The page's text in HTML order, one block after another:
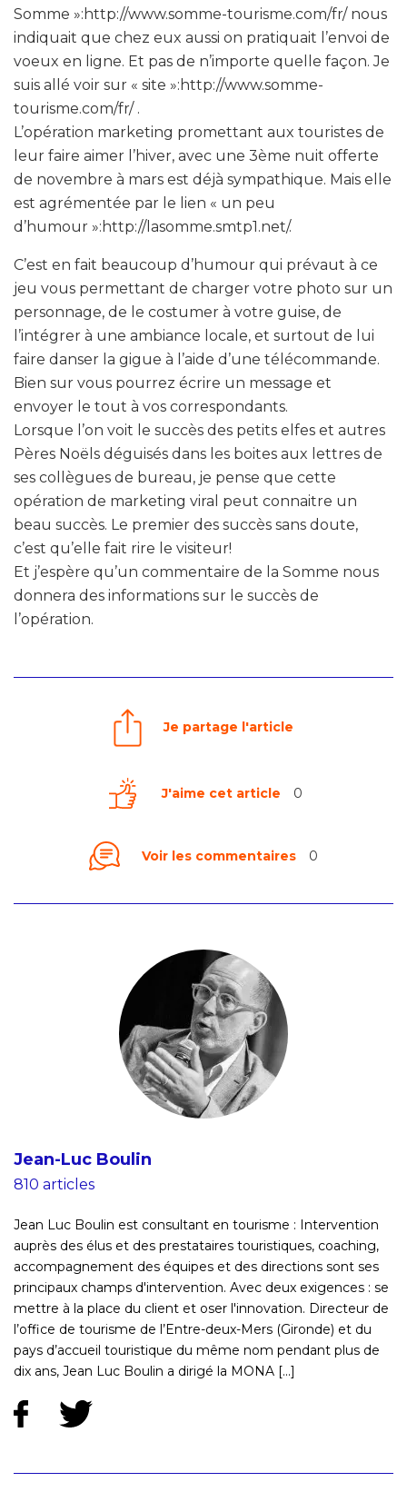
Somme »:http://www.somme-tourisme.com/fr/ nous
indiquait que chez eux aussi on pratiquait l’envoi de
voeux en ligne. Et pas de n’importe quelle façon. Je
suis allé voir sur « site »:http://www.somme-
tourisme.com/fr/ .
L’opération marketing promettant aux touristes de
leur faire aimer l’hiver, avec une 3ème nuit offerte
de novembre à mars est déjà sympathique. Mais elle
est agrémentée par le lien « un peu
d’humour »:http://lasomme.smtp1.net/.
C’est en fait beaucoup d’humour qui prévaut à ce
jeu vous permettant de charger votre photo sur un
personnage, de le costumer à votre guise, de
l’intégrer à une ambiance locale, et surtout de lui
faire danser la gigue à l’aide d’une télécommande.
Bien sur vous pourrez écrire un message et
envoyer le tout à vos correspondants.
Lorsque l’on voit le succès des petits elfes et autres
Pères Noëls déguisés dans les boites aux lettres de
ses collègues de bureau, je pense que cette
opération de marketing viral peut connaitre un
beau succès. Le premier des succès sans doute,
c’est qu’elle fait rire le visiteur!
Et j’espère qu’un commentaire de la Somme nous
donnera des informations sur le succès de
l’opération.
Je partage l'article
J'aime cet article 0
Voir les commentaires 0
Jean-Luc Boulin
810 articles
Jean Luc Boulin est consultant en tourisme : Intervention
auprès des élus et des prestataires touristiques, coaching,
accompagnement des équipes et des directions sont ses
principaux champs d'intervention. Avec deux exigences : se
mettre à la place du client et oser l'innovation. Directeur de
l’office de tourisme de l’Entre-deux-Mers (Gironde) et du
pays d’accueil touristique du même nom pendant plus de
dix ans, Jean Luc Boulin a dirigé la MONA [...]